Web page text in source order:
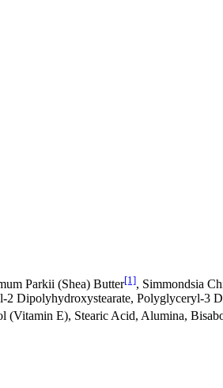
Parkii (Shea) Butter[1], Simmondsia
Dipolyhydroxystearate, Polyglyceryl-3
(Vitamin E), Stearic Acid, Alumina,